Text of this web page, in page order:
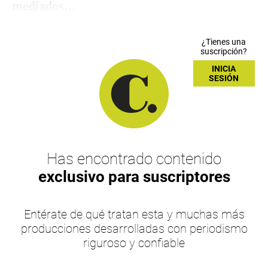
mediados...
¿Tienes una
suscripción?
INICIA
SESIÓN
Has encontrado contenido
exclusivo para suscriptores
Entérate de qué tratan esta y muchas más
producciones desarrolladas con periodismo
riguroso y confiable